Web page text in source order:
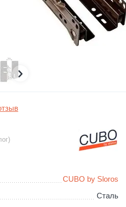
CUBO by Sloros
Сталь